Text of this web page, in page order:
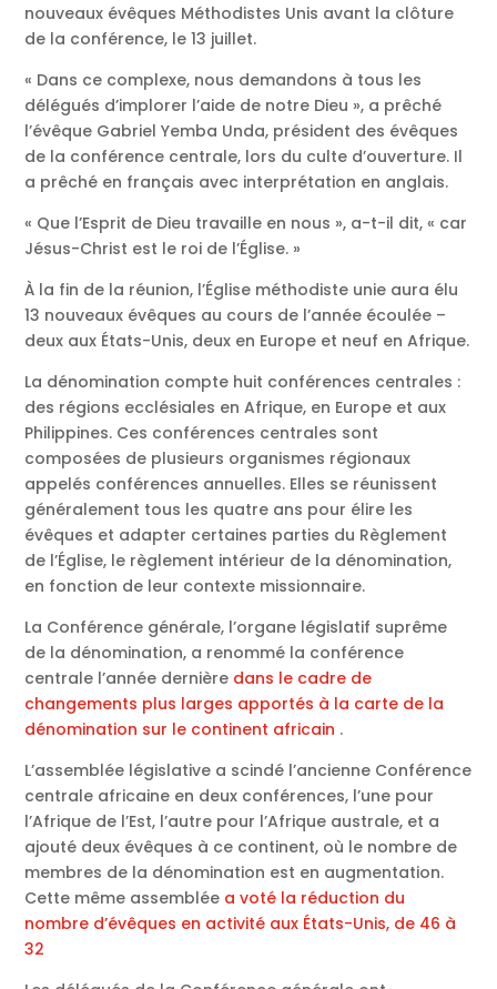
nouveaux évêques Méthodistes Unis avant la clôture
de la conférence, le 13 juillet.
« Dans ce complexe, nous demandons à tous les
délégués d’implorer l’aide de notre Dieu », a prêché
l’évêque Gabriel Yemba Unda, président des évêques
de la conférence centrale, lors du culte d’ouverture. Il
a prêché en français avec interprétation en anglais.
« Que l’Esprit de Dieu travaille en nous », a-t-il dit, « car
Jésus-Christ est le roi de l’Église. »
À la fin de la réunion, l’Église méthodiste unie aura élu
13 nouveaux évêques au cours de l’année écoulée –
deux aux États-Unis, deux en Europe et neuf en Afrique.
La dénomination compte huit conférences centrales :
des régions ecclésiales en Afrique, en Europe et aux
Philippines. Ces conférences centrales sont
composées de plusieurs organismes régionaux
appelés conférences annuelles. Elles se réunissent
généralement tous les quatre ans pour élire les
évêques et adapter certaines parties du Règlement
de l’Église, le règlement intérieur de la dénomination,
en fonction de leur contexte missionnaire.
La Conférence générale, l’organe législatif suprême
de la dénomination, a renommé la conférence
centrale l’année dernière dans le cadre de
changements plus larges apportés à la carte de la
dénomination sur le continent africain .
L’assemblée législative a scindé l’ancienne Conférence
centrale africaine en deux conférences, l’une pour
l’Afrique de l’Est, l’autre pour l’Afrique australe, et a
ajouté deux évêques à ce continent, où le nombre de
membres de la dénomination est en augmentation.
Cette même assemblée a voté la réduction du
nombre d’évêques en activité aux États-Unis, de 46 à
32